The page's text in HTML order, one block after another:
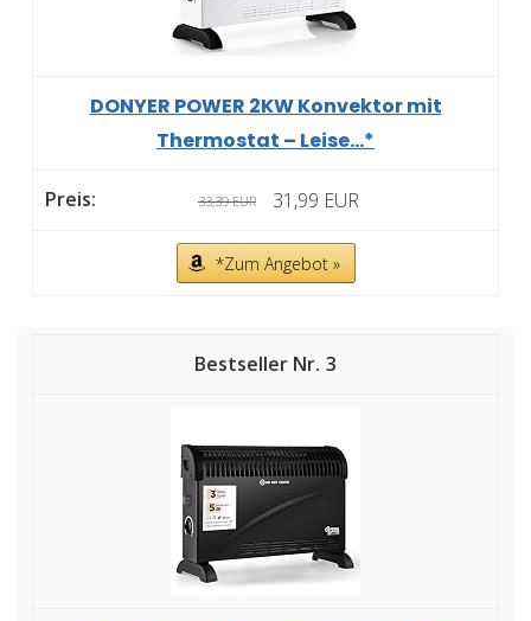
DONYER POWER 2KW Konvektor mit
Thermostat – Leise...*
33,39 EUR 31,99 EUR
*Zum Angebot »
3